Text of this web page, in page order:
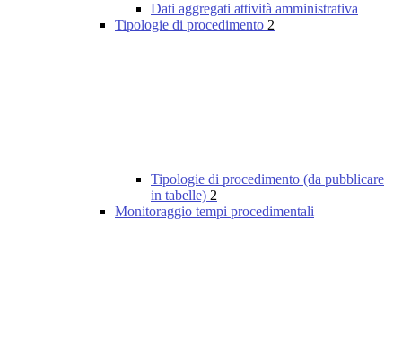
Dati aggregati attività amministrativa
Tipologie di procedimento 2
Tipologie di procedimento (da pubblicare
in tabelle) 2
Monitoraggio tempi procedimentali